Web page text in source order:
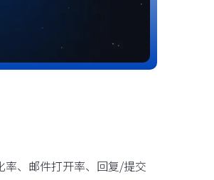
率、邮件打开率、回复/提交